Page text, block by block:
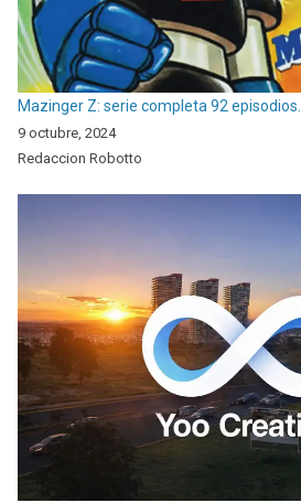
Mazinger Z: serie completa 92 episodios.
9 octubre, 2024
Redaccion Robotto